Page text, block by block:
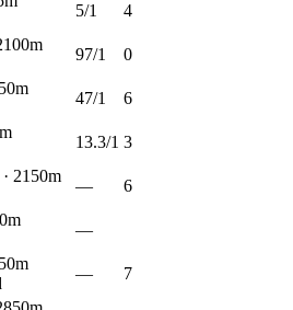
5/1
4
97/1
0
47/1
6
13.3/1 3
· 2150m
—
6
—
—
7